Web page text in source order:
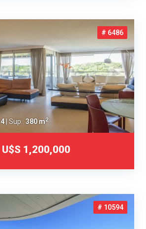
# 6486
4 | Sup.: 380 m2
U$S 1,200,000
# 10594